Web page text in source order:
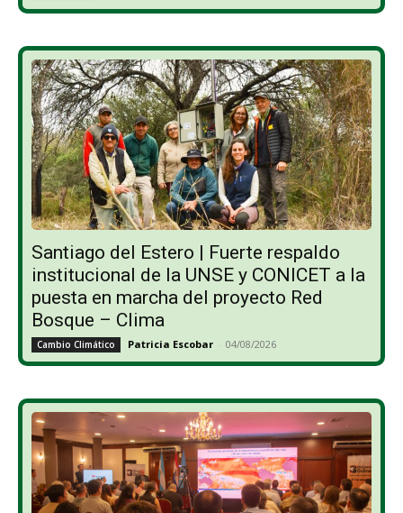
Santiago del Estero | Fuerte respaldo
institucional de la UNSE y CONICET a la
puesta en marcha del proyecto Red
Bosque – Clima
Cambio Climático Patricia Escobar - 04/08/2026